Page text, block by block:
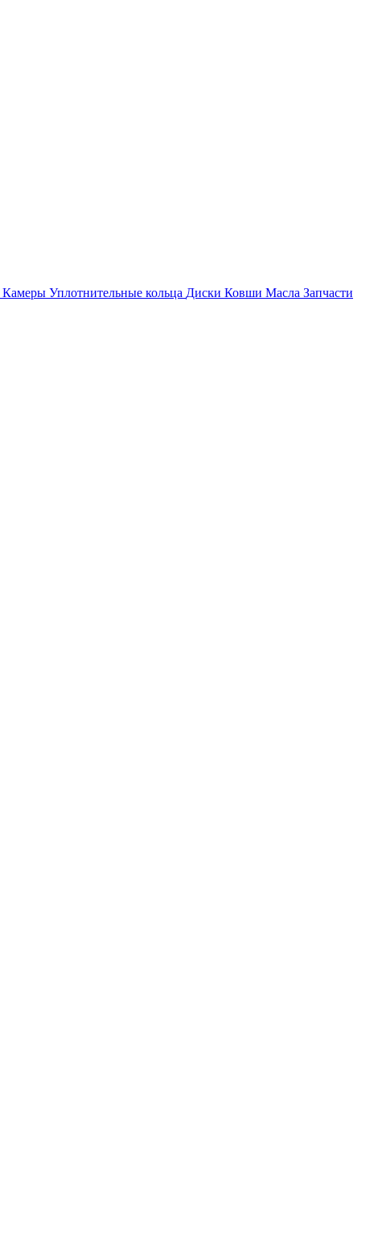
Камеры Уплотнительные кольца Диски Ковши Масла Запчасти